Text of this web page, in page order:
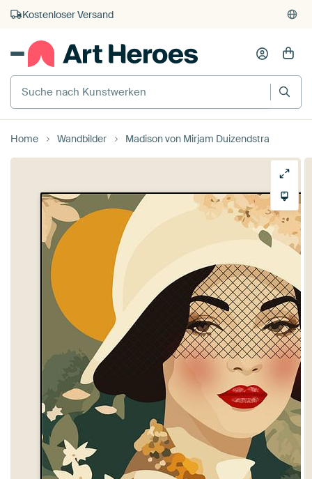
Kostenloser Versand
Kauf auf Rechnung
Home Wandbilder Madison von Mirjam Duizendstra